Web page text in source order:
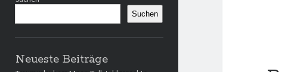
Suchen
Neueste Beiträge